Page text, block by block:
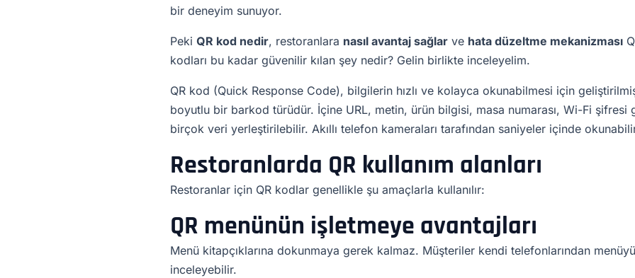
bir deneyim sunuyor.
Peki QR kod nedir, restoranlara nasıl avantaj sağlar ve hata düzeltme mekanizması
kodları bu kadar güvenilir kılan şey nedir? Gelin birlikte inceleyelim.
QR kod (Quick Response Code), bilgilerin hızlı ve kolayca okunabilmesi için
boyutlu bir barkod türüdür. İçine URL, metin, ürün bilgisi, masa numarası, Wi-Fi şifresi
birçok veri yerleştirilebilir. Akıllı telefon kameraları tarafından saniyeler içinde
Restoranlarda QR kullanım alanları
Restoranlar için QR kodlar genellikle şu amaçlarla kullanılır:
QR menünün işletmeye avantajları
Menü kitapçıklarına dokunmaya gerek kalmaz. Müşteriler kendi telefonlarından menüyü
inceleyebilir.